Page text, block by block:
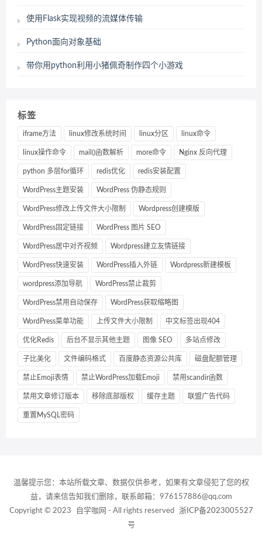
使用Flask实现视频的流媒体传输
Python面向对象基础
带你用python利用小猪佩奇制作四个小游戏
标签
iframe方法 linux修改系统时间 linux分区 linux命令
linux操作命令 mail()函数解析 more命令 Nginx 反向代理
python 多层for循环 redis优化 redis安装配置
WordPress主题安装 WordPress 伪静态规则
WordPress修改上传文件大小限制 Wordpress创建模版
WordPress固定链接 WordPress 图片 SEO
WordPress居中对齐视频 Wordpress建立友情链接
WordPress快速安装 WordPress插入外链 Wordpress新建模板
wordpress添加导航 WordPress禁止裁剪
WordPress禁用自动保存 WordPress获取缩略图
WordPress菜单功能 上传文件大小限制 中文标签出现404
优化Redis 后台不显示其他主题 图像 SEO 多站点修改
子比美化 文件编码格式 百度静态资源公共库 磁盘配额管理
禁止Emoji表情 禁止WordPress加载Emoji 禁用scandir函数
禁用文章修订版本 移除底部版权 缓存主题 联盟广告代码
重置MySQL密码
温馨提示您：本站所载文章、数据仅供参考，如果有文章侵犯了您的权
益，请来信告知我们删除，联系邮箱：976157886@qq.com
Copyright © 2023
自学咖网 - All rights reserved
浙ICP备2023005527
号